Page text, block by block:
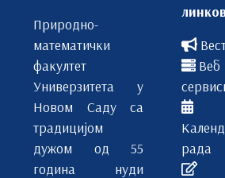
Природно-
математички
факултет
Универзитета у
Новом Саду са
традицијом
дужом од 55
година нуди
Веб
рада